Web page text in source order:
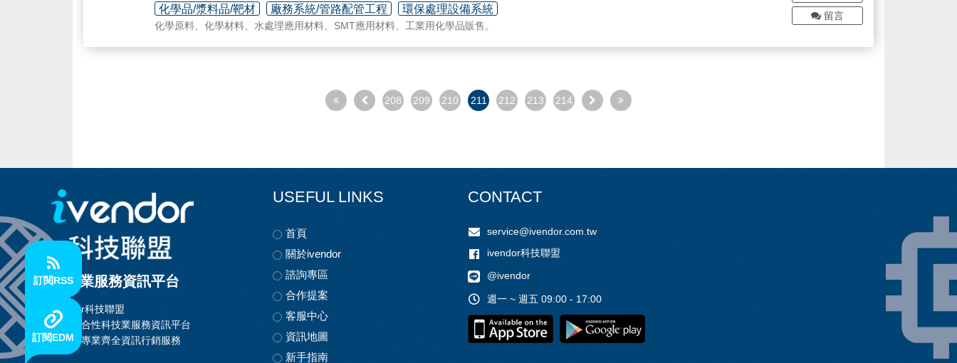
化學品/漿料品/靶材
廠務系統/管路配管工程 環保處理設備系統
化學原料、化學材料、水處理應用材料、SMT應用材料、工業用化學品販售。
留言
208 209 210 211 212 213 214
訂閱RSS
訂閱EDM
科技業服務資訊平台
ivendor科技聯盟
首創整合性科技業服務資訊平台
提供最專業齊全資訊行銷服務
USEFUL LINKS
首頁
關於ivendor
諮詢專區
合作提案
客服中心
資訊地圖
新手指南
CONTACT
service@ivendor.com.tw
ivendor科技聯盟
@ivendor
週一 ~ 週五 09:00 - 17:00